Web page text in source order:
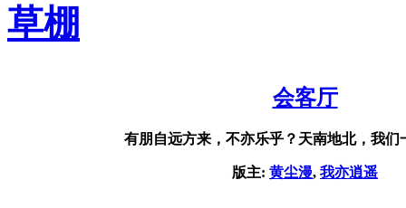
草棚
会客厅
有朋自远方来，不亦乐乎？天南地北，我们
版主: 黄尘漫, 我亦逍遥